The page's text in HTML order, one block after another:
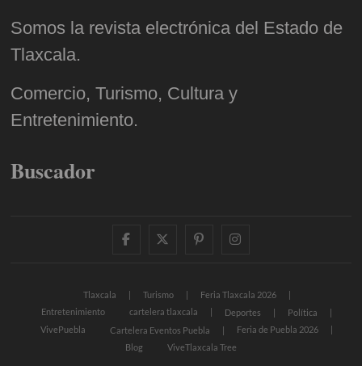
Somos la revista electrónica del Estado de
Tlaxcala.
Comercio, Turismo, Cultura y
Entretenimiento.
Buscador
facebooktwitter
pinterestinstagram
Tlaxcala Turismo
Feria Tlaxcala 2026
Entretenimiento
cartelera tlaxcala Deportes
Política
VivePuebla
Cartelera Eventos Puebla
Feria de Puebla 2026
Blog
ViveTlaxcala Tree